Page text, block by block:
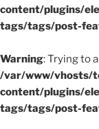
content/plugins/
tags/tags/post-
Warning: Trying to
/var/www/vhosts/
content/plugins/
tags/tags/post-